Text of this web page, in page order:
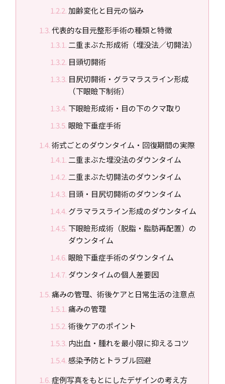
加齢変化と目元の悩み
代表的な目元整形手術の種類と特徴
二重まぶた形成術（埋没法／切開法）
目頭切開術
目尻切開術・グラマラスライン形成
（下眼瞼下制術）
下眼瞼形成術・目の下のクマ取り
眼瞼下垂症手術
術式ごとのダウンタイム・回復期間の実際
二重まぶた埋没法のダウンタイム
二重まぶた切開法のダウンタイム
目頭・目尻切開術のダウンタイム
グラマラスライン形成のダウンタイム
下眼瞼形成術（脱脂・脂肪再配置）の
ダウンタイム
眼瞼下垂症手術のダウンタイム
ダウンタイムの個人差要因
痛みの管理、術後ケアと日常生活の注意点
痛みの管理
術後ケアのポイント
内出血・腫れを最小限に抑えるコツ
感染予防とトラブル回避
症例写真をもとにしたデザインの考え方